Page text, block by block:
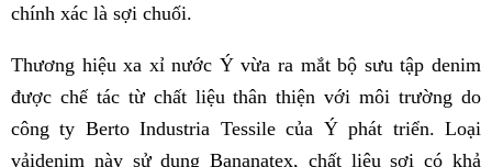
chính xác là sợi chuối.
Thương hiệu xa xỉ nước Ý vừa ra mắt bộ sưu tập denim
được chế tác từ chất liệu thân thiện với môi trường do
công ty Berto Industria Tessile của Ý phát triển. Loại
vảidenim này sử dụng Bananatex, chất liệu sợi có khả